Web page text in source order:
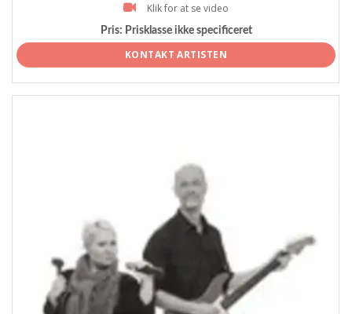
Klik for at se video
Pris: Prisklasse ikke specificeret
KONTAKT ARTISTEN